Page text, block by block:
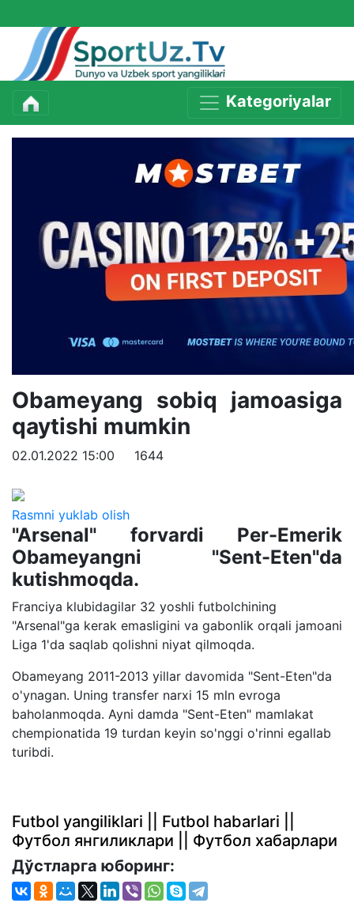
Kategoriyalar
Obameyang sobiq jamoasiga
qaytishi mumkin
02.01.2022 15:00 1644
Rasmni yuklab olish
"Arsenal" forvardi Per-Emerik
Obameyangni "Sent-Eten"da
kutishmoqda.
Franciya klubidagilar 32 yoshli futbolchining
"Arsenal"ga kerak emasligini va gabonlik orqali jamoani
Liga 1'da saqlab qolishni niyat qilmoqda.
Obameyang 2011-2013 yillar davomida "Sent-Eten"da
o'ynagan. Uning transfer narxi 15 mln evroga
baholanmoqda. Ayni damda "Sent-Eten" mamlakat
chempionatida 19 turdan keyin so'nggi o'rinni egallab
turibdi.
Futbol yangiliklari || Futbol habarlari ||
Футбол янгиликлари || Футбол хабарлари
Дўстларга юборинг: